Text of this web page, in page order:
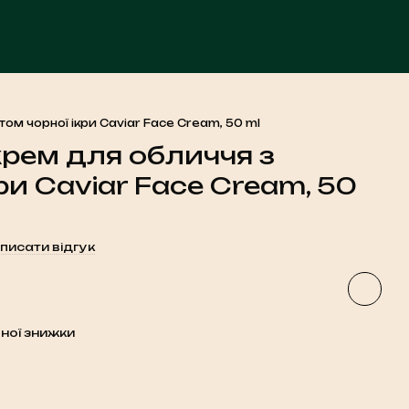
чорної ікри Caviar Face Cream, 50 ml
для обличчя з
Caviar Face Cream, 50
відгук
знижки